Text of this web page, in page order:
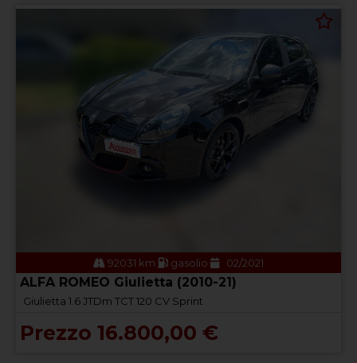
92031 km gasolio 02/2021
ALFA ROMEO Giulietta (2010-21)
Giulietta 1.6 JTDm TCT 120 CV Sprint
Prezzo 16.800,00 €